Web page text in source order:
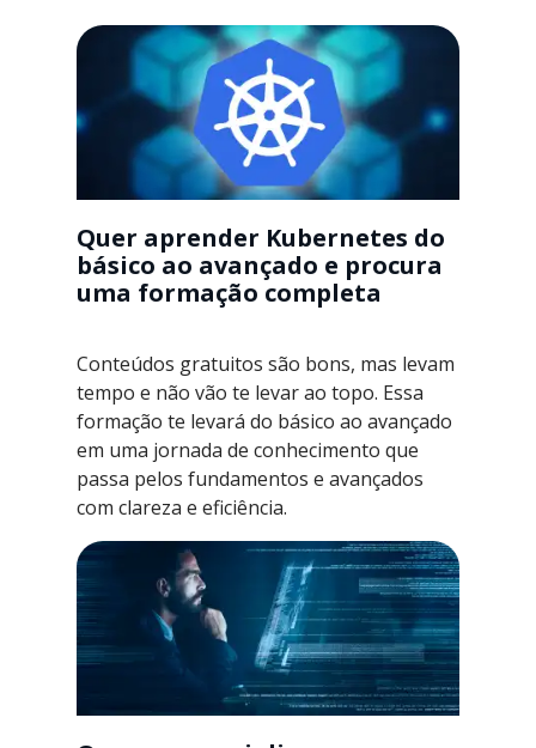
Quer aprender Kubernetes do
básico ao avançado e procura
uma formação completa
Conteúdos gratuitos são bons, mas levam
tempo e não vão te levar ao topo. Essa
formação te levará do básico ao avançado
em uma jornada de conhecimento que
passa pelos fundamentos e avançados
com clareza e eficiência.